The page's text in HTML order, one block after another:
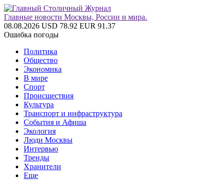
Главные новости Москвы, России и мира.
08.08.2026 USD 78.92 EUR 91.37
Ошибка погоды
Политика
Общество
Экономика
В мире
Спорт
Происшествия
Культура
Транспорт и инфраструктура
События и Афиша
Экология
Люди Москвы
Интервью
Тренды
Хранители
Еще